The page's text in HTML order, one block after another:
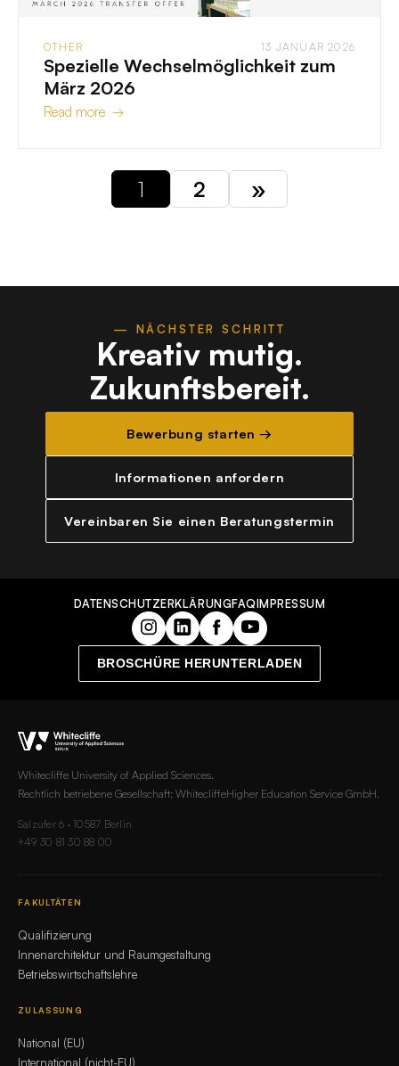
OTHER 13 JANUAR 2026
Spezielle Wechselmöglichkeit zum
März 2026
Read more →
1 2 »
— NÄCHSTER SCHRITT
Kreativ mutig.
Zukunftsbereit.
Bewerbung starten →
Informationen anfordern
Vereinbaren Sie einen Beratungstermin
DATENSCHUTZERKLÄRUNGFAQIMPRESSUM
BROSCHÜRE HERUNTERLADEN
Whitecliffe University of Applied Sciences.
Rechtlich betriebene Gesellschaft: WhitecliffeHigher Education Service GmbH.
Salzufer 6 · 10587 Berlin
+49 30 81 30 88 00
FAKULTÄTEN
Qualifizierung
Innenarchitektur und Raumgestaltung
Betriebswirtschaftslehre
ZULASSUNG
National (EU)
International (nicht-EU)